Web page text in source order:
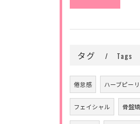
タグ Tags
倦怠感 ハーブピー
フェイシャル 骨盤